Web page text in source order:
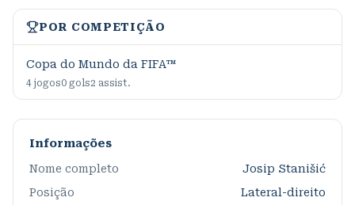
POR COMPETIÇÃO
Copa do Mundo da FIFA™
4 jogos0 gols2 assist.
Informações
Nome completo
Josip Stanišić
Posição
Lateral-direito